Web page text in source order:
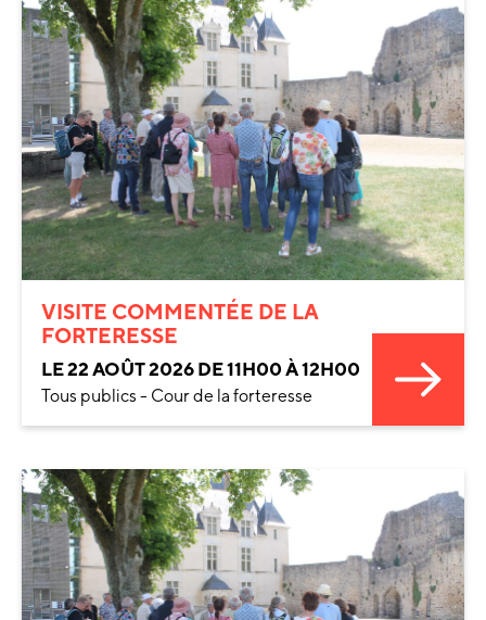
VISITE COMMENTÉE DE LA
FORTERESSE
LE 22 AOÛT 2026 DE 11H00 À 12H00
Tous publics - Cour de la forteresse